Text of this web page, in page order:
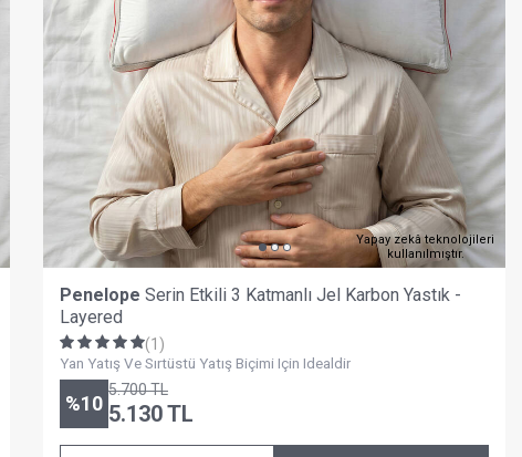
Yapay zekâ teknolojileri
kullanılmıştır.
Penelope Serin Etkili 3 Katmanlı Jel Karbon Yastık -
Layered
(1)
Yan Yatış Ve Sırtüstü Yatış Biçimi Için Idealdir
%10
5.700TL
5.130TL